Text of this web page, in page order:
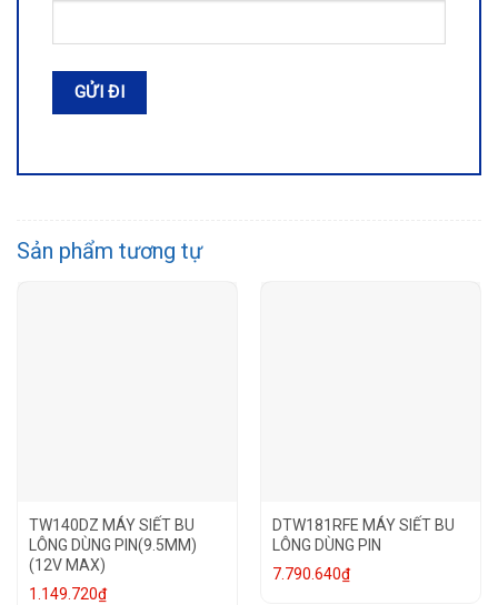
Sản phẩm tương tự
TW140DZ MÁY SIẾT BU
LÔNG DÙNG PIN(9.5MM)
(12V MAX)
1.149.720₫
DTW181RFE MÁY SIẾT BU
LÔNG DÙNG PIN
7.790.640₫